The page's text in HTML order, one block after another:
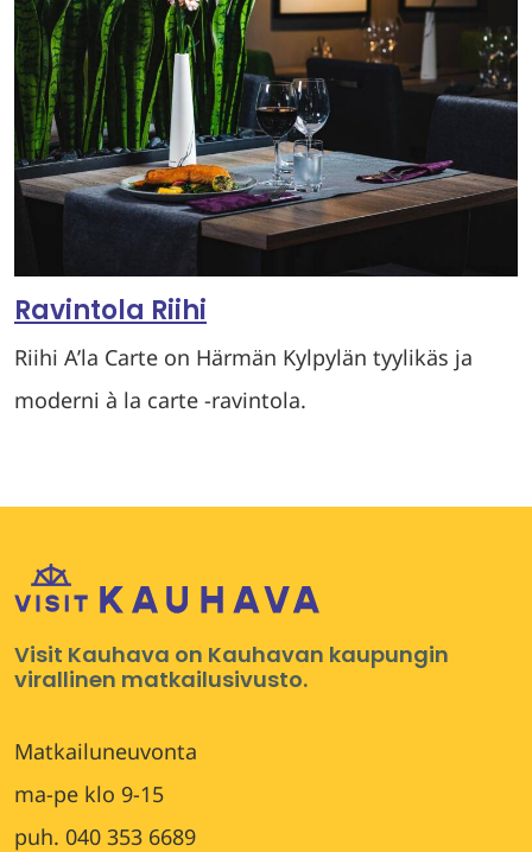
Ravintola Riihi
Riihi A’la Carte on Härmän Kylpylän tyylikäs ja
moderni à la carte -ravintola.
Visit Kauhava on Kauhavan kaupungin
virallinen matkailusivusto.
Matkailuneuvonta
ma-pe klo 9-15
puh. 040 353 6689